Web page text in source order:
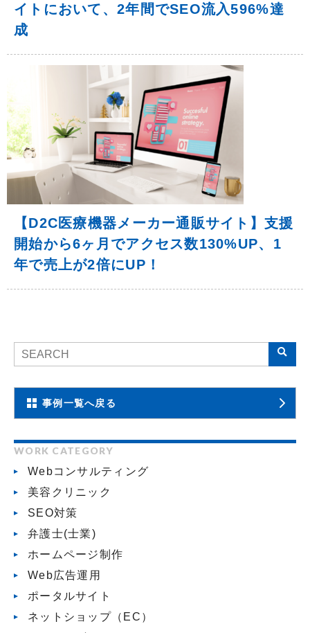
イトにおいて、2年間でSEO流入596%達
成
【D2C医療機器メーカー通販サイト】支援
開始から6ヶ月でアクセス数130%UP、1
年で売上が2倍にUP！
事例一覧へ戻る
WORK CATEGORY
Webコンサルティング
美容クリニック
SEO対策
弁護士(士業)
ホームページ制作
Web広告運用
ポータルサイト
ネットショップ（EC）